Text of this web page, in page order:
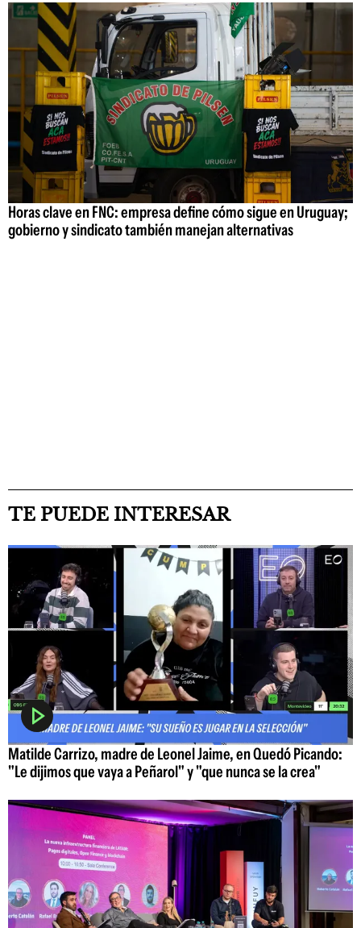
Horas clave en FNC: empresa define cómo sigue en Uruguay;
gobierno y sindicato también manejan alternativas
TE PUEDE INTERESAR
Matilde Carrizo, madre de Leonel Jaime, en Quedó Picando:
"Le dijimos que vaya a Peñarol" y "que nunca se la crea"